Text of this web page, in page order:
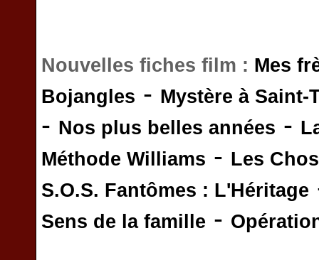
Nouvelles fiches film : Mes
Bojangles - Mystère à Saint-
- Nos plus belles années -
Méthode Williams - Les
S.O.S. Fantômes : L'Héritage
Sens de la famille -